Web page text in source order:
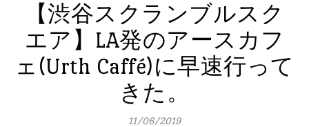
【渋谷スクランブルスク
エア】LA発のアースカフ
ェ(Urth Caffé)に早速行って
きた。
11/06/2019